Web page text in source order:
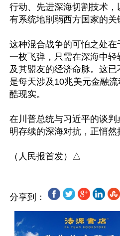
行动、先进深海切割技术，
有系统地削弱西方国家的关
这种混合战争的可怕之处
一枚飞弹，只需在深海中轻
及其盟友的经济命脉。这
是每天涉及10兆美元金融
酷现实。
在川普总统与习近平的谈
明存续的深海对抗，正悄然
分享到：